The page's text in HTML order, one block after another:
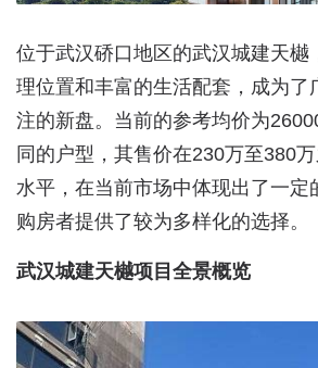
位于武汉硚口地区的武汉城建天樾
理位置和丰富的生活配套，成为了
注的新盘。当前的参考均价为
同的户型，其售价在230万至380
水平，在当前市场中体现出了一定
购房者提供了较为多样化的选择。
武汉城建天樾项目全景概览